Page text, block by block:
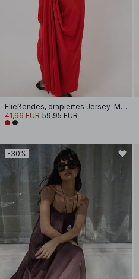
Fließendes, drapiertes Jersey-Maxikleid
41,96 EUR 59,95 EUR
-30%